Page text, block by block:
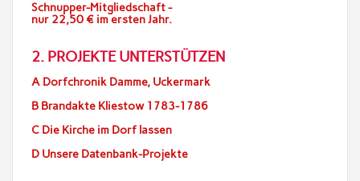
Schnupper-Mitgliedschaft -
nur 22,50 € im ersten Jahr.
2. PROJEKTE UNTERSTÜTZEN
A Dorfchronik Damme, Uckermark
B Brandakte Kliestow 1783-1786
C Die Kirche im Dorf lassen
D Unsere Datenbank-Projekte